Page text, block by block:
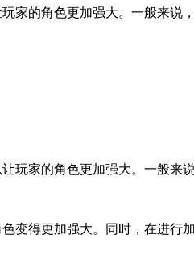
的角色更加强大。一般来说
家的角色更加强大。一般来
得更加强大。同时，在进行